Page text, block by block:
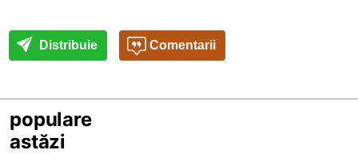
Distribuie Comentarii
populare
astăzi